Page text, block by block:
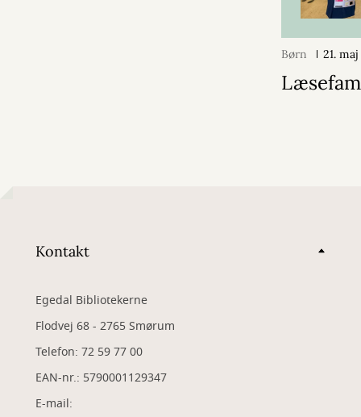
Børn 21.
Kontakt
Egedal Bibliotekerne
Flodvej 68 - 2765 Smørum
Telefon: 72 59 77 00
EAN-nr.: 5790001129347
​E-mail: